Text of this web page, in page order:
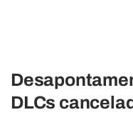
DLCs